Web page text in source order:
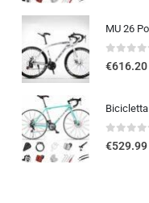
0out of 5
€616.20
0out of 5
€529.99